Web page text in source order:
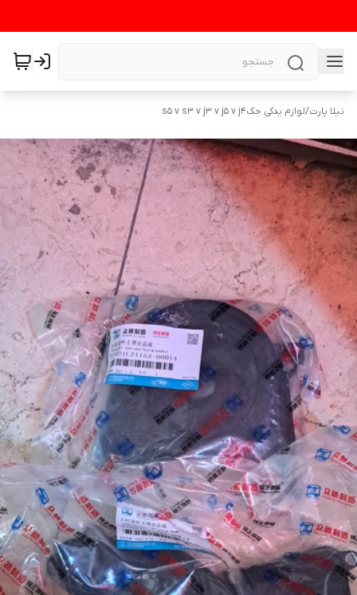
نیلا پارت/لوازم یدکی جکs5 v s3 v j3 v j5 v j4